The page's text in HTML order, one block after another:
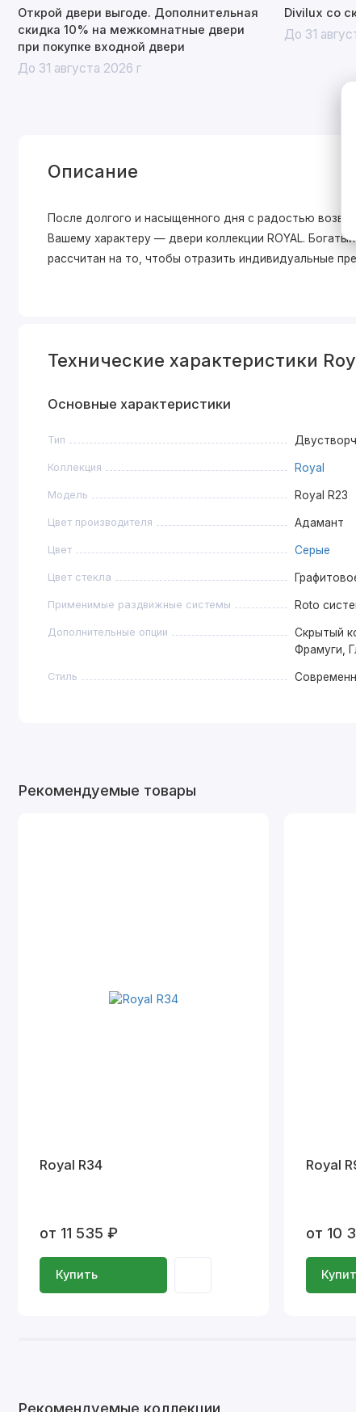
Открой двери выгоде. Дополнительная
скидка 10% на межкомнатные двери
при покупке входной двери
До 31 августа 2026 г
Divilux со
До 31
Описание
После долгого и насыщенного дня с радостью
Вашему характеру — двери коллекции ROYAL.
рассчитан на то, чтобы отразить индивидуальные
Технические характеристики
Основные характеристики
Тип
Коллекция Royal
Модель Royal R23
Цвет производителя Адамант
Цвет Серые
Цвет стекла
Применимые раздвижные системы Roto
Дополнительные опции
Скрытый
Фрамуги,
Стиль
Рекомендуемые товары
Royal R34
от 11 535 ₽
Купить
Royal
от 10
Рекомендуемые коллекции